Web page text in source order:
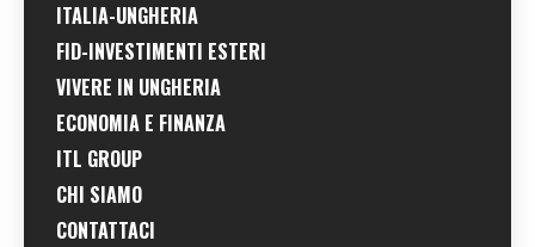
ITALIA-UNGHERIA
FID-INVESTIMENTI ESTERI
VIVERE IN UNGHERIA
ECONOMIA E FINANZA
ITL GROUP
CHI SIAMO
CONTATTACI